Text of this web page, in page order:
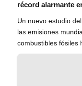
récord alarmante
Un nuevo estudio
las emisiones
combustibles fósiles